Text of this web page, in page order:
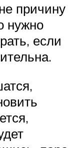
причину
нужно
если